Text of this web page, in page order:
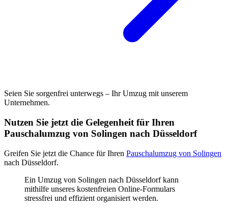
Seien Sie sorgenfrei unterwegs – Ihr Umzug mit unserem
Unternehmen.
Nutzen Sie jetzt die Gelegenheit für Ihren
Pauschalumzug von Solingen nach Düsseldorf
Greifen Sie jetzt die Chance für Ihren Pauschalumzug von Solingen
nach Düsseldorf.
Ein Umzug von Solingen nach Düsseldorf kann
mithilfe unseres kostenfreien Online-Formulars
stressfrei und effizient organisiert werden.